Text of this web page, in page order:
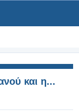
και η...